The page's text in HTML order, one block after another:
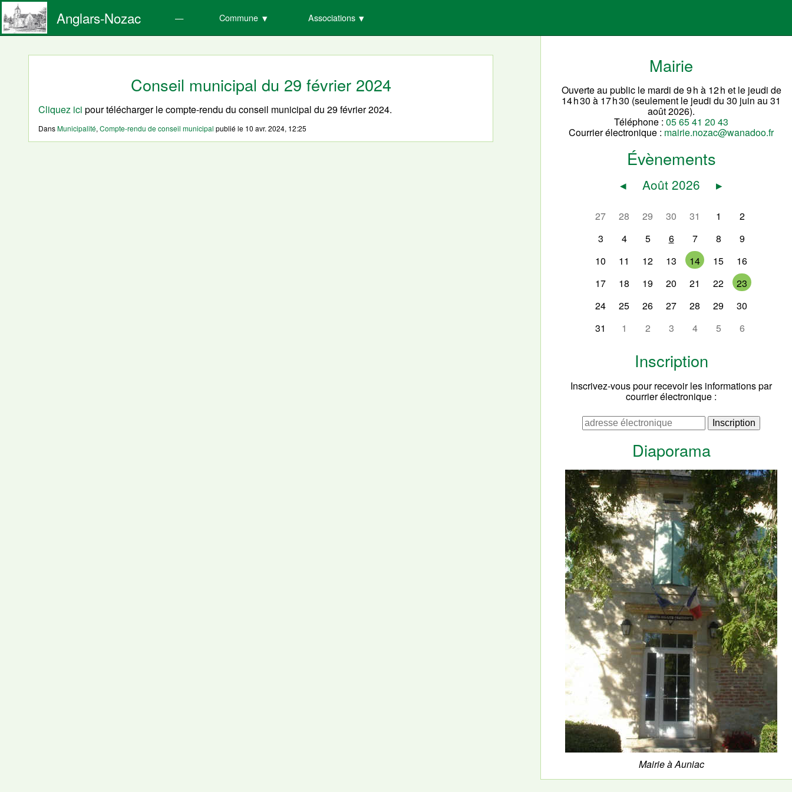
Anglars-Nozac Commune Associations
Conseil municipal du 29 février 2024
Cliquez ici pour télécharger le compte-rendu du conseil municipal du 29 février 2024.
DansMunicipalité,Compte-rendu de conseil municipal publié le 10 avr. 2024, 12:25
Mairie
Ouverte au public le mardi de 9 h à 12 h et le jeudi de
14 h 30 à 17 h 30 (seulement le jeudi du 30 juin au 31
août 2026).
Téléphone :05 65 41 20 43
Courrier électronique : mairie.nozac@wanadoo.fr
Évènements
◂ Août 2026 ▸
27 28 29 30 31 1
2
3
4 5 6 7 8
9
10
11 12 13 14 15
16
17
18 19 20 21 22
23
24
25 26 27 28 29
30
31
1 2 3 4 5 6
Inscription
Inscrivez-vous pour recevoir les informations par
courrier électronique :
Diaporama
Mairie à Auniac